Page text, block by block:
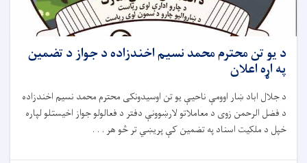
د يو تن محترم محمد نسیم اخندزاده د جواز د تضمين
په اړه اعلان
د جلال اباد ښار اوومې ناحیې يو تن اوسیدونکى محترم محمد نسیم اخندزاده
د فضل الرحمن زوى د معاملاتو لارښوونې دفتر د فعالولو جواز اخيستلو لپاره
خپل د ملکيت اسناد په تضمین کې پريښي تر څو هر . . .